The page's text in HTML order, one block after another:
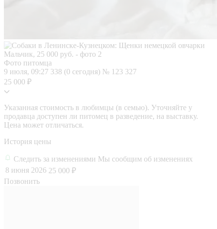
Фото питомца
9 июля, 09:27 338 (0 сегодня) № 123 327
25 000 ₽
Указанная стоимость в любимцы (в семью). Уточняйте у
продавца доступен ли питомец в разведение, на выставку.
Цена может отличаться.
История цены
Следить за изменениями Мы сообщим об изменениях
8 июня 2026 25 000 ₽
Позвонить